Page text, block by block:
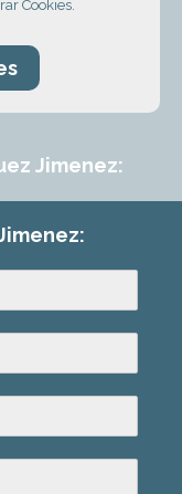
podremos
sin
Jimenez:
Cookies.